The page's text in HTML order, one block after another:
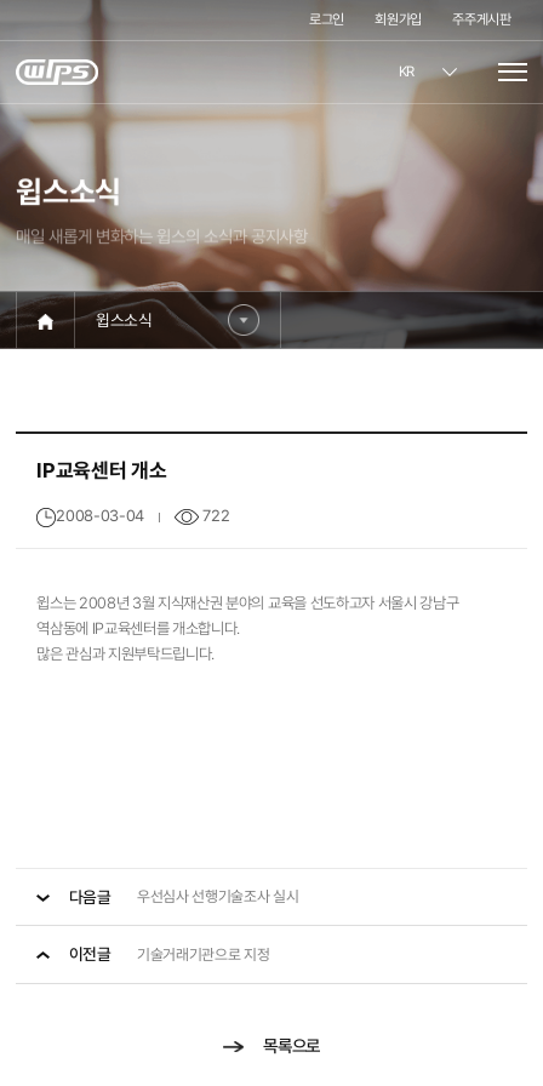
로그인 회원가입 주주게시판
KR
윕스소식
매일 새롭게 변화하는 윕스의 소식과 공지사항
윕스소식
IP교육센터 개소
2008-03-04 722
윕스는 2008년 3월 지식재산권 분야의 교육을 선도하고자 서울시 강남구
역삼동에 IP교육센터를 개소합니다.
많은 관심과 지원부탁드립니다.
다음글 우선심사 선행기술조사 실시
이전글 기술거래기관으로 지정
목록으로